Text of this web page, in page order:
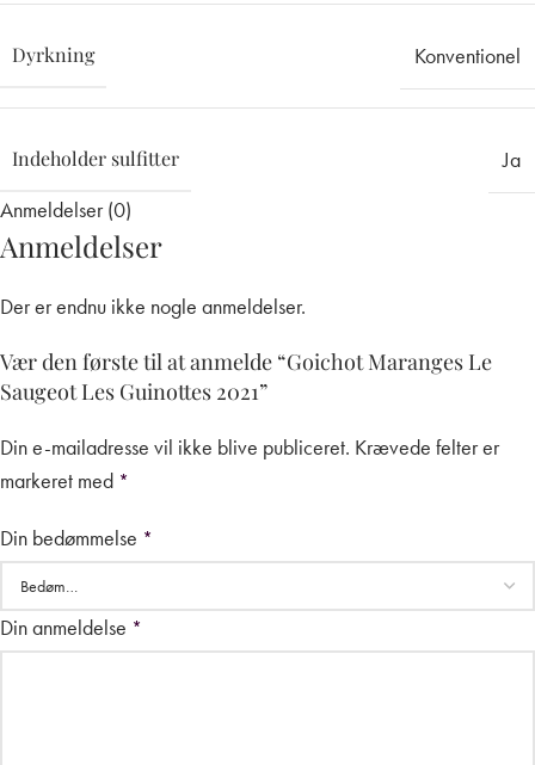
Dyrkning Konventionel
Indeholder sulfitter
Ja
Anmeldelser (0)
Anmeldelser
Der er endnu ikke nogle anmeldelser.
Vær den første til at anmelde “Goichot Maranges Le
Saugeot Les Guinottes 2021”
Din e-mailadresse vil ikke blive publiceret. Krævede felter er
markeret med *
Din bedømmelse *
Din anmeldelse *